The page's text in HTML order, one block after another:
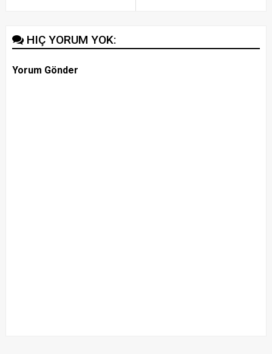
HIÇ YORUM YOK:
Yorum Gönder